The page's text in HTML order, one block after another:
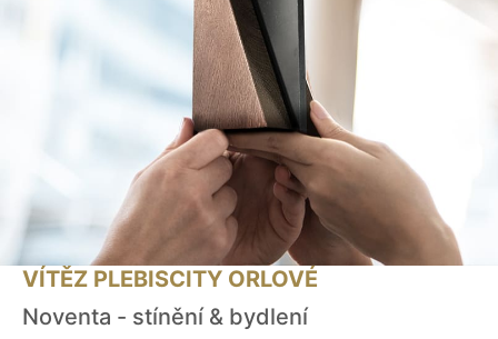
VÍTĚZ PLEBISCITY ORLOVÉ
Noventa - stínění & bydlení